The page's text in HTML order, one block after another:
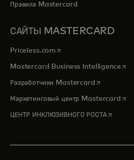
Правила Mastercard
САЙТЫ MASTERCARD
Priceless.com opens in a new tab
Mastercard Business Intelligence
Разработчики Mastercardopens in a
Маркетинговый центр Mastercard
ЦЕНТР ИНКЛЮЗИВНОГО РОСТАopens